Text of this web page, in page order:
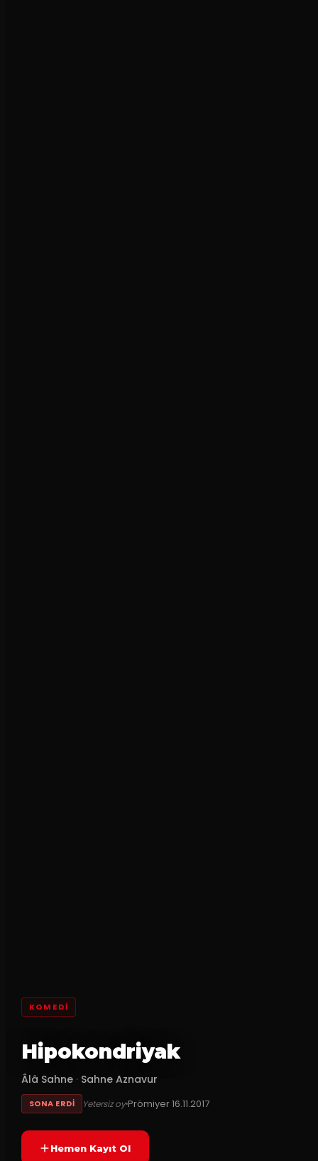
KOMEDI
Hipokondriyak
Âlâ Sahne · Sahne Aznavur
SONA ERDI Yetersiz oyPrömiyer16.11.2017
Hemen Kayıt Ol